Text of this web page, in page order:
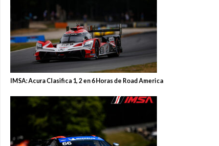
IMSA: Acura Clasifica 1, 2 en 6 Horas de Road America